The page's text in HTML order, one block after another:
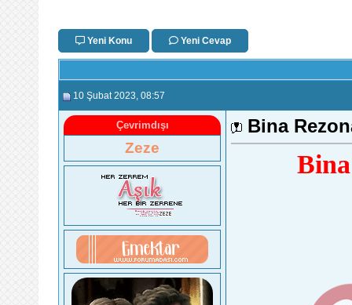
Yeni Konu Yeni Cevap
10 Şubat 2023 , 08:57
Çevrimdışı
Zeze
Bina